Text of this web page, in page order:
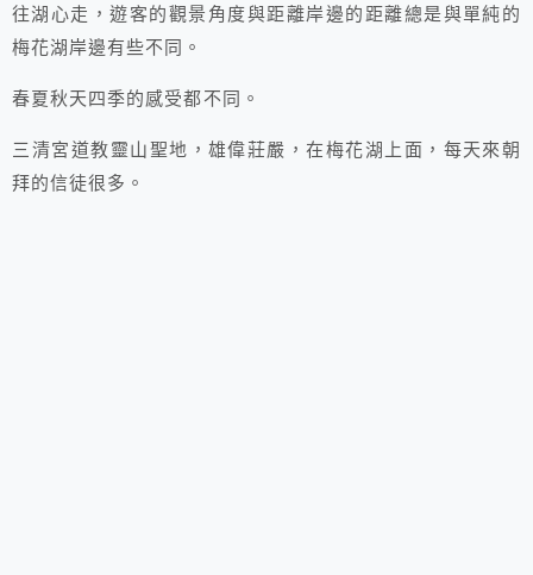
往湖心走，遊客的觀景角度與距離岸邊的距離總是與單純的
梅花湖岸邊有些不同。
春夏秋天四季的感受都不同。
三清宮道教靈山聖地，雄偉莊嚴，在梅花湖上面，每天來朝
拜的信徒很多。